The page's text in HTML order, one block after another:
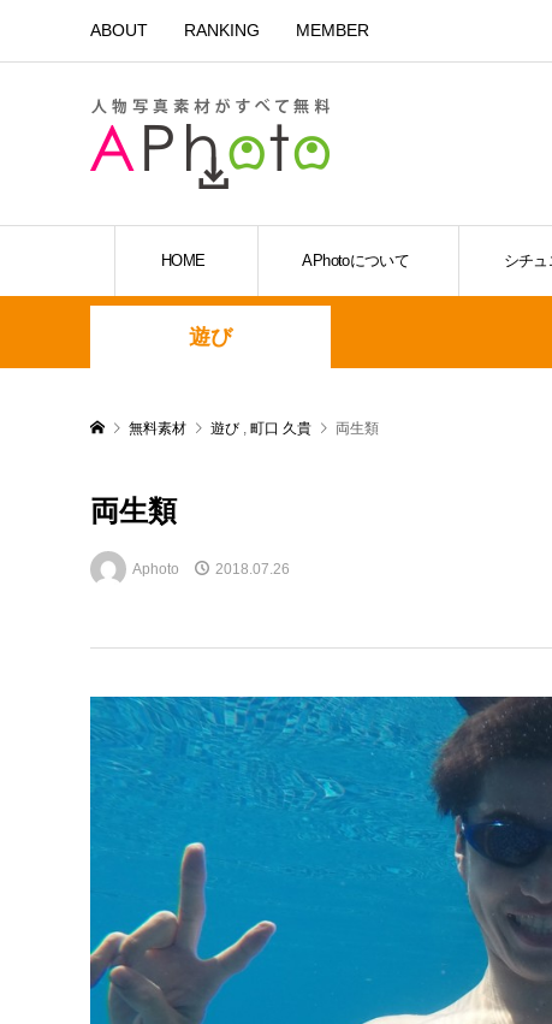
ABOUT RANKING MEMBER
HOME APhotoについて シチ
遊び
無料素材 遊び , 町口 久貴 両生類
両生類
Aphoto 2018.07.26